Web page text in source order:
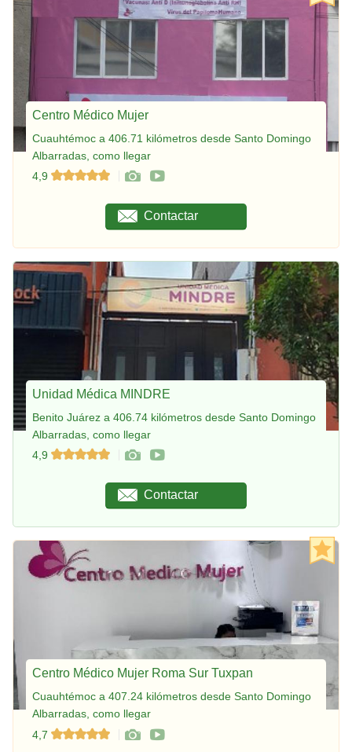
Centro Médico Mujer
Cuauhtémoc a 406.71 kilómetros desde Santo Domingo
Albarradas, como llegar
4,9
Contactar
Unidad Médica MINDRE
Benito Juárez a 406.74 kilómetros desde Santo Domingo
Albarradas, como llegar
4,9
Contactar
Centro Médico Mujer Roma Sur Tuxpan
Cuauhtémoc a 407.24 kilómetros desde Santo Domingo
Albarradas, como llegar
4,7